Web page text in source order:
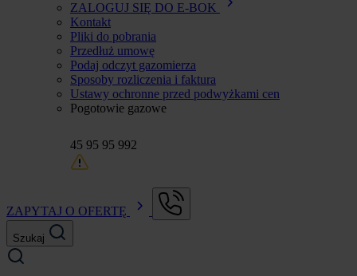
ZALOGUJ SIĘ DO E-BOK
Kontakt
Pliki do pobrania
Przedłuż umowę
Podaj odczyt gazomierza
Sposoby rozliczenia i faktura
Ustawy ochronne przed podwyżkami cen
Pogotowie gazowe
45 95 95 992
ZAPYTAJ O OFERTĘ
Szukaj